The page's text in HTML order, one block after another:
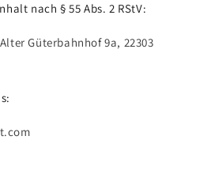
nach § 55 Abs. 2 RStV:
Güterbahnhof 9a, 22303